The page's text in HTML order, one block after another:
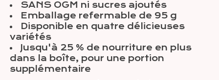
SANS OGM ni sucres ajoutés
Emballage refermable de 95 g
Disponible en quatre délicieuses
variétés
Jusqu'à 25 % de nourriture en plus
dans la boîte, pour une portion
supplémentaire